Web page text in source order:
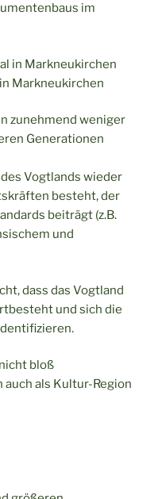
im
Markneukirchen
zunehmend weniger
Generationen
Vogtlands wieder
besteht, der
beiträgt (z.B.
und
dass das Vogtland
und sich die
bloß
als Kultur-Region